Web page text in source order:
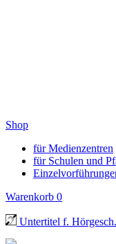
Shop
für Medienzentren
für Schulen und
Warenkorb 0
Untertitel f. Hörgesch.